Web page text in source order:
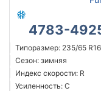
4783-
Типоразмер: 235/65 R16
Сезон: зимняя
Индекс скорости: R
Усиленность: C